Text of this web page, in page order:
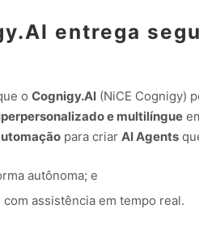
entrega
o Cognigy.AI (NiCE Cognigy)
e multilíngue
para criar AI Agents
autônoma; e
assistência em tempo real.